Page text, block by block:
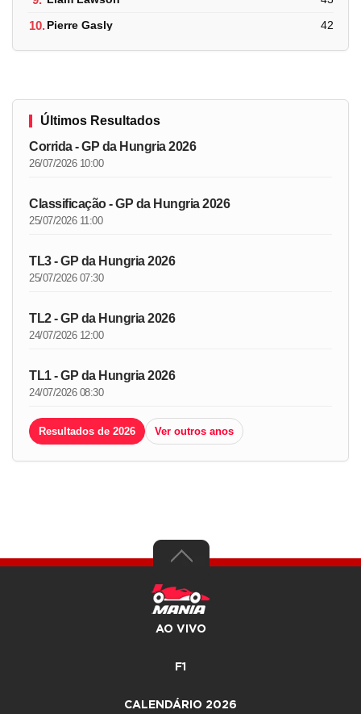
10.Pierre Gasly 42
Últimos Resultados
Corrida - GP da Hungria 2026
26/07/2026 10:00
Classificação - GP da Hungria 2026
25/07/2026 11:00
TL3 - GP da Hungria 2026
25/07/2026 07:30
TL2 - GP da Hungria 2026
24/07/2026 12:00
TL1 - GP da Hungria 2026
24/07/2026 08:30
Resultados de 2026 Ver outros anos
AO VIVO
F1
CALENDÁRIO 2026